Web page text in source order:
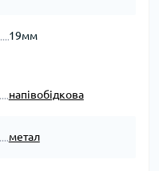
19мм
напівобідкова
метал